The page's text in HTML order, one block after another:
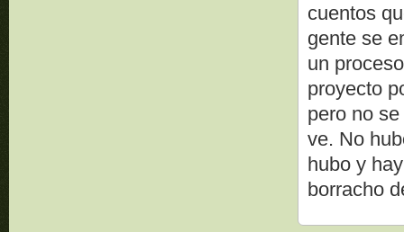
cuentos
gente se
un
proyecto
pero no
ve. No
hubo y
borracho